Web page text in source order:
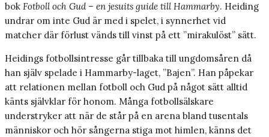
bok Fotboll och Gud – en jesuits guide till Hammarby. Heiding
undrar om inte Gud är med i spelet, i synnerhet vid
matcher där förlust vänds till vinst på ett ”mirakulöst” sätt.
Heidings fotbollsintresse går tillbaka till ungdomsåren då
han själv spelade i Hammarby-laget, ”Bajen”. Han påpekar
att relationen mellan fotboll och Gud på något sätt alltid
känts självklar för honom. Många fotbollsälskare
understryker att när de står på en arena bland tusentals
människor och hör sångerna stiga mot himlen, känns det